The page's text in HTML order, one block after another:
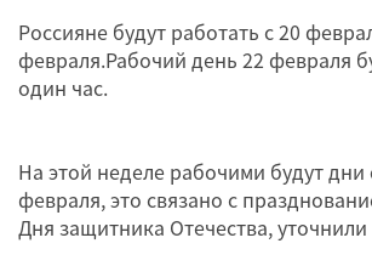
Россияне будут работать с 20
февраля.Рабочий день 22 февраля
один час.
На этой неделе рабочими будут дни
февраля, это связано с
Дня защитника Отечества,